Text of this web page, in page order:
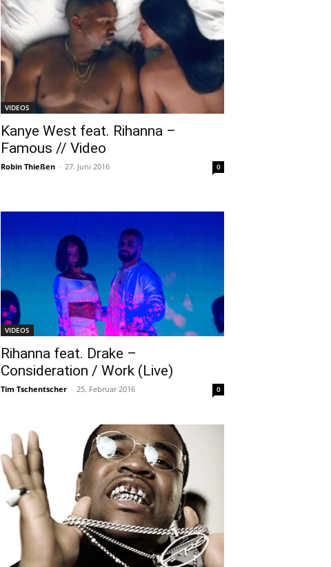
VIDEOS
Kanye West feat. Rihanna –
Famous // Video
Robin Thießen - 27. Juni 2016 0
VIDEOS
Rihanna feat. Drake –
Consideration / Work (Live)
Tim Tschentscher - 25. Februar 2016 0